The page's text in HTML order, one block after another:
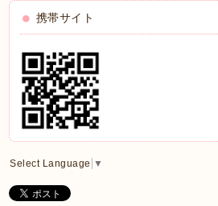
携帯サイト
Select Language ▼